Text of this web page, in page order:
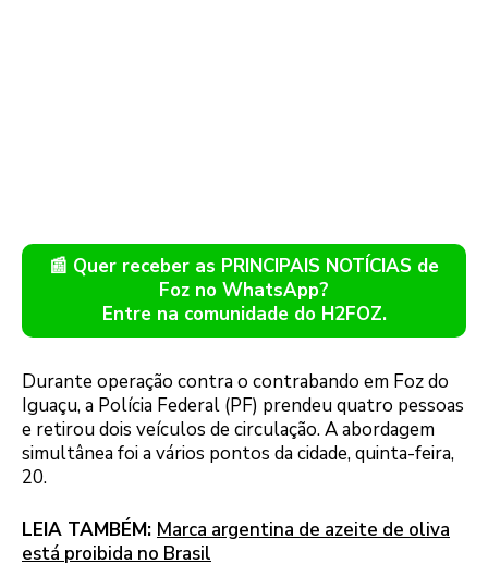
📰 Quer receber as PRINCIPAIS NOTÍCIAS de
Foz no WhatsApp?
Entre na comunidade do H2FOZ.
Durante operação contra o contrabando em Foz do
Iguaçu, a Polícia Federal (PF) prendeu quatro pessoas
e retirou dois veículos de circulação. A abordagem
simultânea foi a vários pontos da cidade, quinta-feira,
20.
LEIA TAMBÉM: Marca argentina de azeite de oliva
está proibida no Brasil